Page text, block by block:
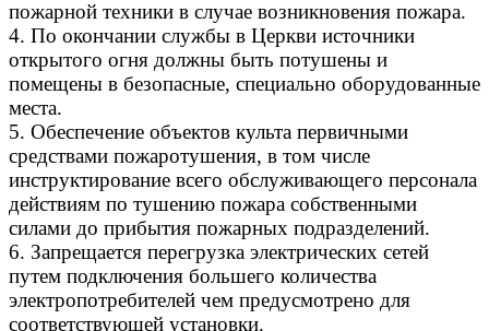
пожарной техники в случае возникновения пожара.
4. По окончании службы в Церкви источники
открытого огня должны быть потушены и
помещены в безопасные, специально оборудованные
места.
5. Обеспечение объектов культа первичными
средствами пожаротушения, в том числе
инструктирование всего обслуживающего персонала
действиям по тушению пожара собственными
силами до прибытия пожарных подразделений.
6. Запрещается перегрузка электрических сетей
путем подключения большего количества
электропотребителей чем предусмотрено для
соответствующей установки.